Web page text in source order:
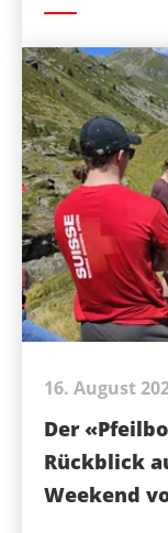
16. August
Der
Rückblick
Weekend